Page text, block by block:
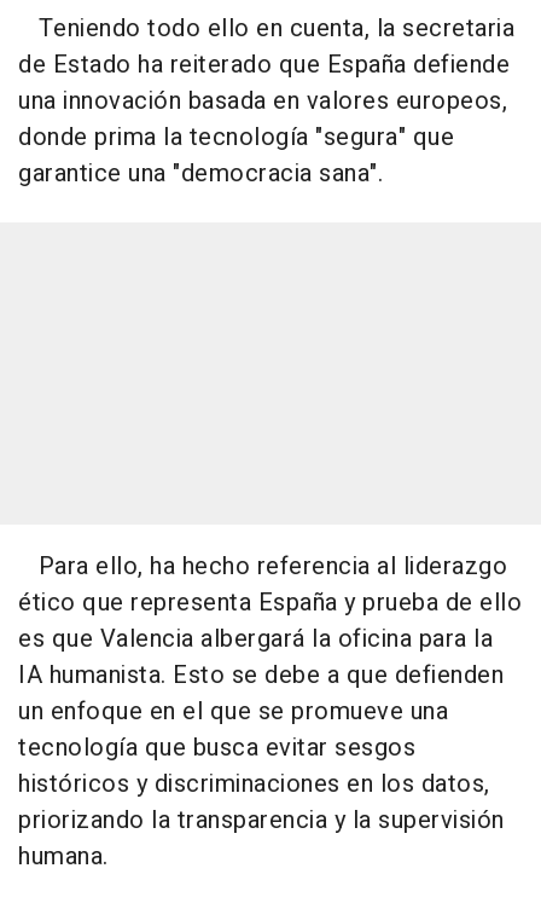
Teniendo todo ello en cuenta, la secretaria
de Estado ha reiterado que España defiende
una innovación basada en valores europeos,
donde prima la tecnología "segura" que
garantice una "democracia sana".
Para ello, ha hecho referencia al liderazgo
ético que representa España y prueba de ello
es que Valencia albergará la oficina para la
IA humanista. Esto se debe a que defienden
un enfoque en el que se promueve una
tecnología que busca evitar sesgos
históricos y discriminaciones en los datos,
priorizando la transparencia y la supervisión
humana.